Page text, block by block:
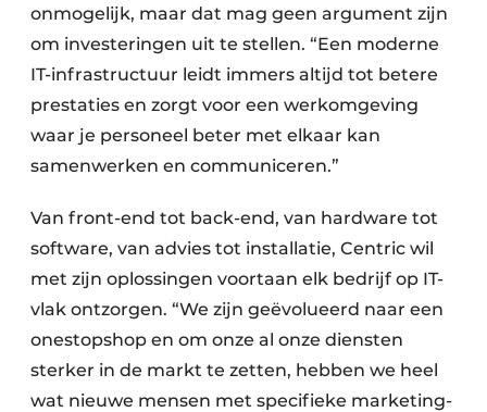
onmogelijk, maar dat mag geen argument zijn
om investeringen uit te stellen. “Een moderne
IT-infrastructuur leidt immers altijd tot betere
prestaties en zorgt voor een werkomgeving
waar je personeel beter met elkaar kan
samenwerken en communiceren.”
Van front-end tot back-end, van hardware tot
software, van advies tot installatie, Centric wil
met zijn oplossingen voortaan elk bedrijf op IT-
vlak ontzorgen. “We zijn geëvolueerd naar een
onestopshop en om onze al onze diensten
sterker in de markt te zetten, hebben we heel
wat nieuwe mensen met specifieke marketing-